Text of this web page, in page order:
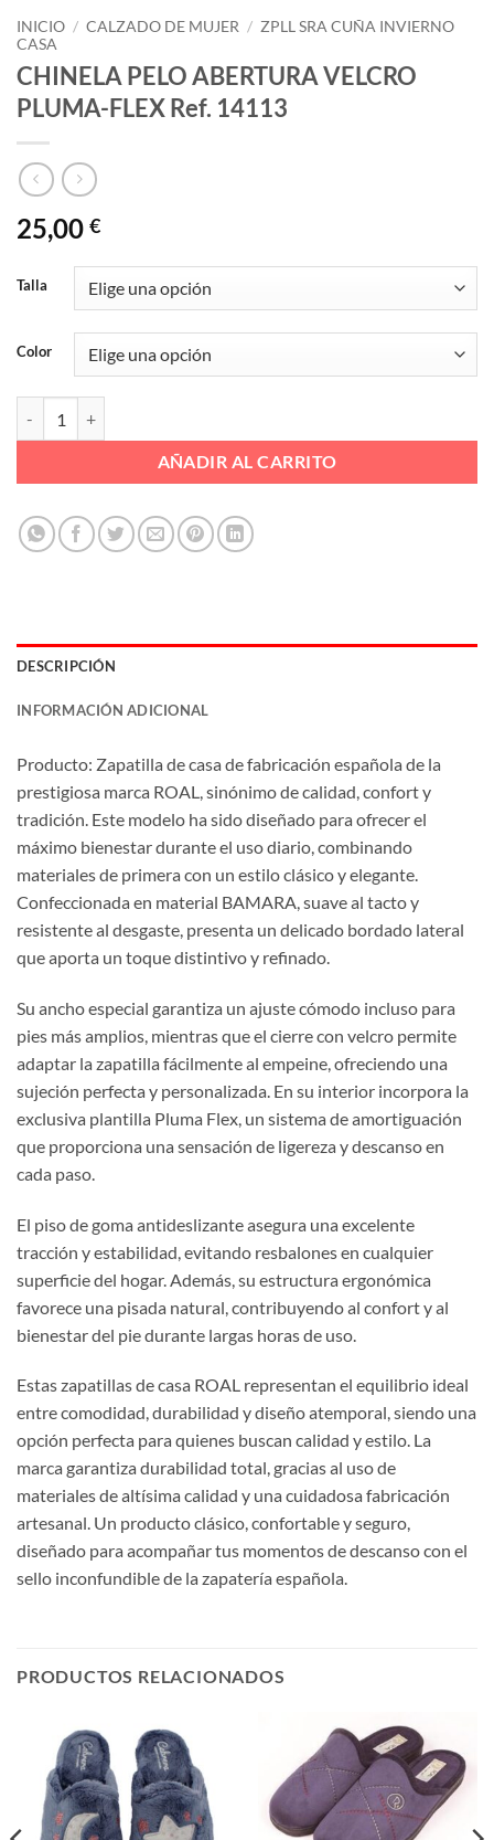
INICIO / CALZADO DE MUJER / ZPLL SRA CUÑA INVIERNO
CASA
CHINELA PELO ABERTURA VELCRO
PLUMA-FLEX Ref. 14113
25,00 €
Talla
Color
AÑADIR AL CARRITO
DESCRIPCIÓN
INFORMACIÓN ADICIONAL
Producto: Zapatilla de casa de fabricación española de la
prestigiosa marca ROAL, sinónimo de calidad, confort y
tradición. Este modelo ha sido diseñado para ofrecer el
máximo bienestar durante el uso diario, combinando
materiales de primera con un estilo clásico y elegante.
Confeccionada en material BAMARA, suave al tacto y
resistente al desgaste, presenta un delicado bordado lateral
que aporta un toque distintivo y refinado.
Su ancho especial garantiza un ajuste cómodo incluso para
pies más amplios, mientras que el cierre con velcro permite
adaptar la zapatilla fácilmente al empeine, ofreciendo una
sujeción perfecta y personalizada. En su interior incorpora la
exclusiva plantilla Pluma Flex, un sistema de amortiguación
que proporciona una sensación de ligereza y descanso en
cada paso.
El piso de goma antideslizante asegura una excelente
tracción y estabilidad, evitando resbalones en cualquier
superficie del hogar. Además, su estructura ergonómica
favorece una pisada natural, contribuyendo al confort y al
bienestar del pie durante largas horas de uso.
Estas zapatillas de casa ROAL representan el equilibrio ideal
entre comodidad, durabilidad y diseño atemporal, siendo una
opción perfecta para quienes buscan calidad y estilo. La
marca garantiza durabilidad total, gracias al uso de
materiales de altísima calidad y una cuidadosa fabricación
artesanal. Un producto clásico, confortable y seguro,
diseñado para acompañar tus momentos de descanso con el
sello inconfundible de la zapatería española.
PRODUCTOS RELACIONADOS